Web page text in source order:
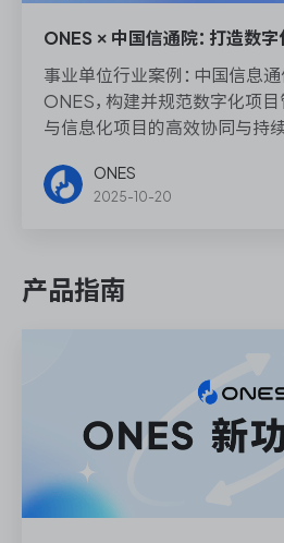
ONES × 中国信通院：打造数
事业单位行业案例：中国信息
ONES，构建并规范数字化项
与信息化项目的高效协同与持续
管理范例，为科研机构数字化转
ONES
2025-10-20
产品指南